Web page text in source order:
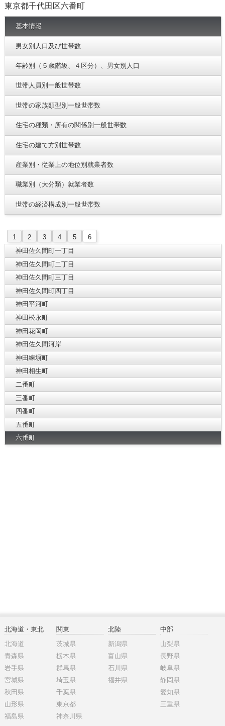
東京都千代田区六番町
基本情報
男女別人口及び世帯数
年齢別（５歳階級、４区分）、男女別人口
世帯人員別一般世帯数
世帯の家族類型別一般世帯数
住宅の種類・所有の関係別一般世帯数
住宅の建て方別世帯数
産業別・従業上の地位別就業者数
職業別（大分類）就業者数
世帯の経済構成別一般世帯数
1 2 3 4 5
6
神田佐久間町一丁目
神田佐久間町二丁目
神田佐久間町三丁目
神田佐久間町四丁目
神田平河町
神田松永町
神田花岡町
神田佐久間河岸
神田練塀町
神田相生町
二番町
三番町
四番町
五番町
六番町
北海道・東北
北海道
青森県
岩手県
宮城県
秋田県
山形県
福島県
関東
茨城県
栃木県
群馬県
埼玉県
千葉県
東京都
神奈川県
北陸
新潟県
富山県
石川県
福井県
中部
山梨県
長野県
岐阜県
静岡県
愛知県
三重県